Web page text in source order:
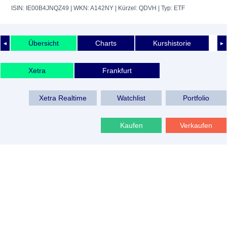
ISIN: IE00B4JNQZ49 | WKN: A142NY | Kürzel: QDVH | Typ: ETF
◄ ►
Übersicht Charts Kurshistorie
Xetra Frankfurt
Xetra Realtime Watchlist Portfolio
Kaufen Verkaufen